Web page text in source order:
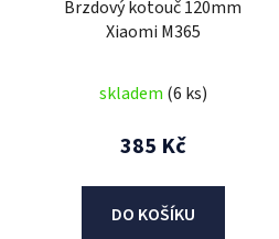
Brzdový kotouč 120mm
Xiaomi M365
skladem (6 ks)
385 Kč
DO KOŠÍKU